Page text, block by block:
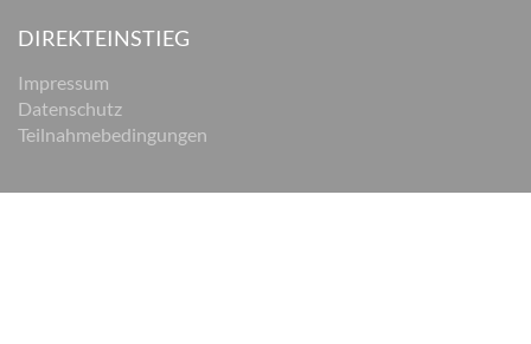
DIREKTEINSTIEG
Impressum
Datenschutz
Teilnahmebedingungen